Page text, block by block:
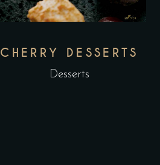
CHERRY DESSERTS
Desserts